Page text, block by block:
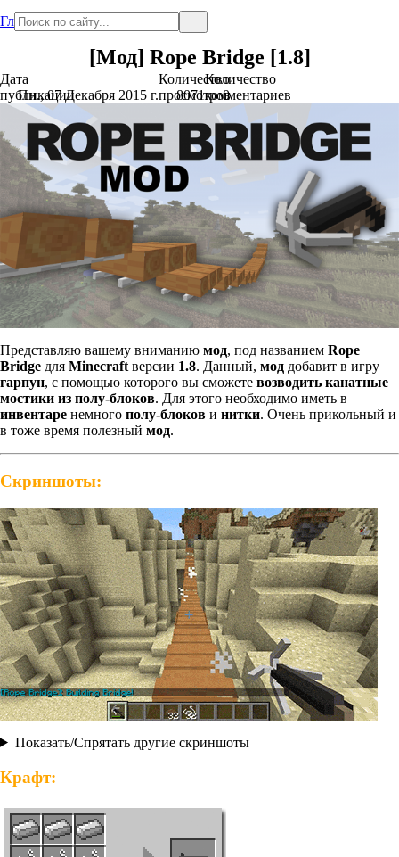
Главная
[Мод] Rope Bridge [1.8]
Дата
публикации
Пн., 07 Декабря 2015 г.
Количество
просмотров
8071
Количество
комментариев
0
Представляю вашему вниманию мод, под названием Rope
Bridge для Minecraft версии 1.8. Данный, мод добавит в игру
гарпун, с помощью которого вы сможете возводить канатные
мостики из полу-блоков. Для этого необходимо иметь в
инвентаре немного полу-блоков и нитки. Очень прикольный и
в тоже время полезный мод.
Скриншоты:
Показать/Спрятать другие скриншоты
Крафт: